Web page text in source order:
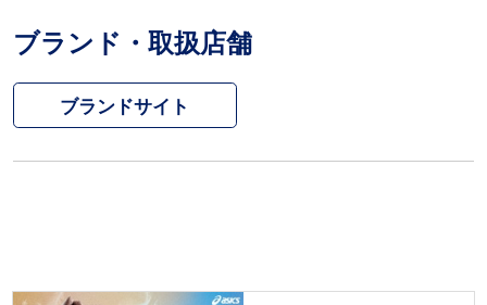
ブランド・取扱店舗
ブランドサイト